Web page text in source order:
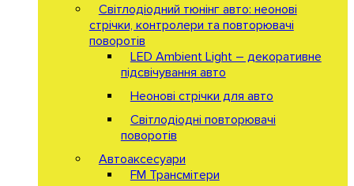
Світлодіодний тюнінг авто: неонові
стрічки, контролери та повторювачі
поворотів
LED Ambient Light – декоративне
підсвічування авто
Неонові стрічки для авто
Світлодіодні повторювачі
поворотів
Автоаксесуари
FM Трансмітери